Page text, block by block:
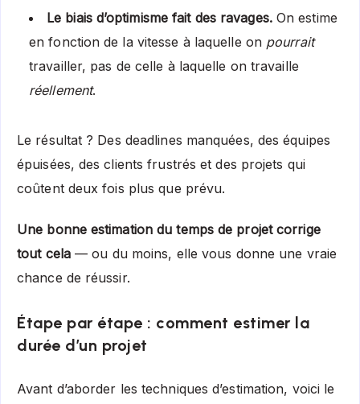
Le biais d’optimisme fait des ravages.On estime
en fonction de la vitesse à laquelle on pourrait
travailler, pas de celle à laquelle on travaille
réellement.
Le résultat ? Des deadlines manquées, des équipes
épuisées, des clients frustrés et des projets qui
coûtent deux fois plus que prévu.
Une bonne estimation du temps de projet corrige
tout cela— ou du moins, elle vous donne une vraie
chance de réussir.
Étape par étape : comment estimer la
durée d’un projet
Avant d’aborder les techniques d’estimation, voici le